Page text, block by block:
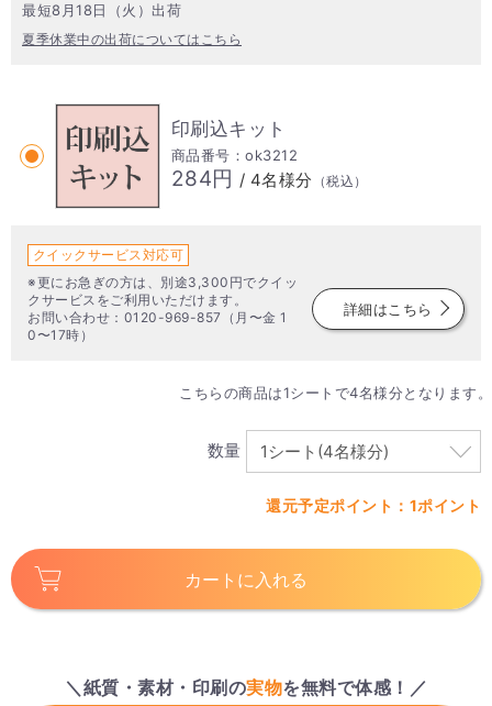
最短8月18日（火）出荷
夏季休業中の出荷についてはこちら
印刷込キット
商品番号：ok3212
284円 / 4名様分 （税込）
クイックサービス対応可
※更にお急ぎの方は、別途3,300円でクイッ
クサービスをご利用いただけます。
お問い合わせ：0120-969-857（月〜金 1
0〜17時）
詳細はこちら
こちらの商品は1シートで4名様分となります。
数量
還元予定ポイント：1ポイント
カートに入れる
＼紙質・素材・印刷の実物を無料で体感！／